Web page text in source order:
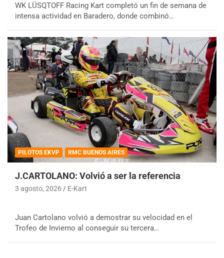
WK LÜSQTOFF Racing Kart completó un fin de semana de
intensa actividad en Baradero, donde combinó…
PILOTOS EKVP RMC BUENOS AIRES
J.CARTOLANO: Volvió a ser la referencia
3 agosto, 2026 E-Kart
Juan Cartolano volvió a demostrar su velocidad en el
Trofeo de Invierno al conseguir su tercera…
COBERTURA ESPECIAL DE E-KART.COM.AR
08/09-AGO
IAME SERIES ARGENTINA 6